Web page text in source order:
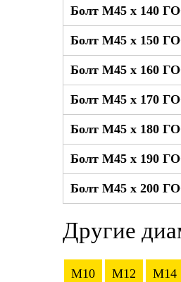
Болт М45 x 140
Болт М45 x 150
Болт М45 x 160
Болт М45 x 170
Болт М45 x 180
Болт М45 x 190
Болт М45 x 200
Другие
M10 M12 M14